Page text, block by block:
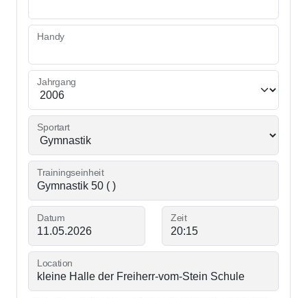
Handy
Jahrgang
Sportart
Trainingseinheit
Datum Zeit
Location